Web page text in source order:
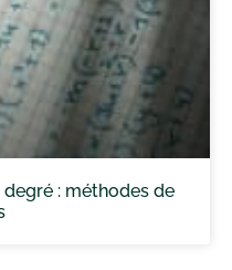
: méthodes de